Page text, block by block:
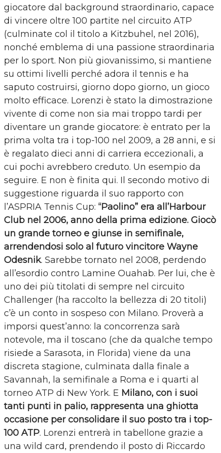
giocatore dal background straordinario, capace
di vincere oltre 100 partite nel circuito ATP
(culminate col il titolo a Kitzbuhel, nel 2016),
nonché emblema di una passione straordinaria
per lo sport. Non più giovanissimo, si mantiene
su ottimi livelli perché adora il tennis e ha
saputo costruirsi, giorno dopo giorno, un gioco
molto efficace. Lorenzi è stato la dimostrazione
vivente di come non sia mai troppo tardi per
diventare un grande giocatore: è entrato per la
prima volta tra i top-100 nel 2009, a 28 anni, e si
è regalato dieci anni di carriera eccezionali, a
cui pochi avrebbero creduto. Un esempio da
seguire. E non è finita qui. Il secondo motivo di
suggestione riguarda il suo rapporto con
l’ASPRIA Tennis Cup: “Paolino” era all’Harbour
Club nel 2006, anno della prima edizione. Giocò
un grande torneo e giunse in semifinale,
arrendendosi solo al futuro vincitore Wayne
Odesnik. Sarebbe tornato nel 2008, perdendo
all’esordio contro Lamine Ouahab. Per lui, che è
uno dei più titolati di sempre nel circuito
Challenger (ha raccolto la bellezza di 20 titoli)
c’è un conto in sospeso con Milano. Proverà a
imporsi quest’anno: la concorrenza sarà
notevole, ma il toscano (che da qualche tempo
risiede a Sarasota, in Florida) viene da una
discreta stagione, culminata dalla finale a
Savannah, la semifinale a Roma e i quarti al
torneo ATP di New York. E Milano, con i suoi
tanti punti in palio, rappresenta una ghiotta
occasione per consolidare il suo posto tra i top-
100 ATP. Lorenzi entrerà in tabellone grazie a
una wild card, prendendo il posto di Riccardo